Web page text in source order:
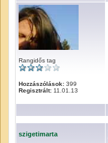
Rangidős tag
Hozzászólások: 399
Regisztrált: 11.01.13
szigetimarta